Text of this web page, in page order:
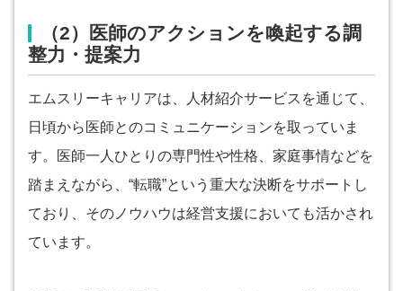
（2）医師のアクションを喚起する調
整力・提案力
エムスリーキャリアは、人材紹介サービスを通じて、
日頃から医師とのコミュニケーションを取っていま
す。医師一人ひとりの専門性や性格、家庭事情などを
踏まえながら、“転職”という重大な決断をサポートし
ており、そのノウハウは経営支援においても活かされ
ています。